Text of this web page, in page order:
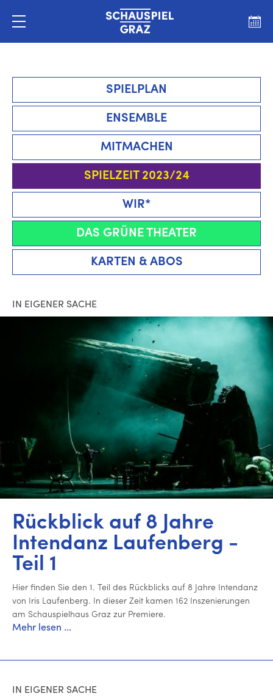
SPIELPLAN
ENSEMBLE
MITMACHEN
SPIELZEIT 2023/24
WIR*
DAS GRÜNE THEATER
KARTEN & ABOS
IN EIGENER SACHE
Rückblick auf 8 Jahre
Intendanz Lau­fen­berg -
Teil 1
Hier finden Sie den 1. Teil des Rück­blicks auf 8 Jahre Intendanz
von Iris Lau­fen­berg. In dieser Zeit kamen 162 In­sze­nie­run­gen
am Schau­spiel­haus Graz zur Premiere.
Mehr lesen ...
IN EIGENER SACHE